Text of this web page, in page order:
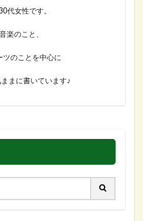
代女性です。
楽のこと、
ツのことを中心に
まに書いています♪